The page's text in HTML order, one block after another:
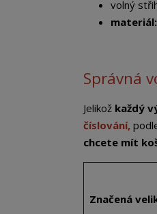
volný
materiál:
Správná
Jelikož každý
číslování,
chcete mít
Značená